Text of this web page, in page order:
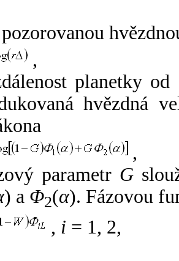
,
planetky od
hvězdná
,
parametr G
) a Φ2(α). Fázovou
, i = 1, 2,